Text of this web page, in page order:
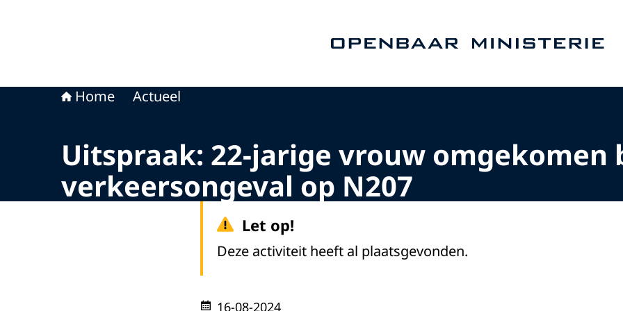
Home Actueel
Uitspraak: 22-jarige vrouw omgekomen
verkeersongeval op N207
Let op!
Deze activiteit heeft al plaatsgevonden.
16-08-2024